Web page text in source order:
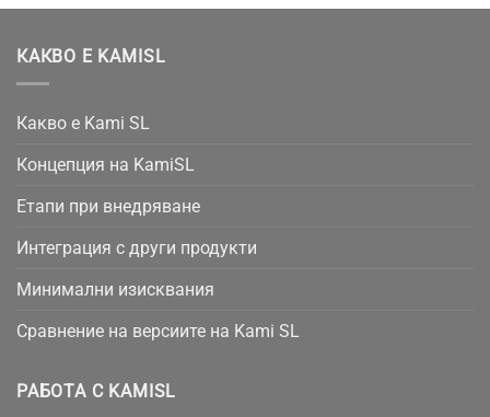
КАКВО Е KAMISL
Какво е Kami SL
Концепция на KamiSL
Етапи при внедряване
Интеграция с други продукти
Минимални изисквания
Сравнение на версиите на Kami SL
РАБОТА С KAMISL